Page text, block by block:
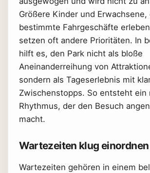
Größere Kinder und Erwachsene,
bestimmte Fahrgeschäfte
setzen oft andere Prioritäten. In
hilft es, den Park nicht als bloße
Aneinanderreihung von
sondern als Tageserlebnis mit
Zwischenstopps. So entsteht ein
Rhythmus, der den Besuch
macht.
Wartezeiten klug einordnen
Wartezeiten gehören in einem